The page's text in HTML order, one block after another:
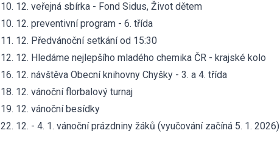
10. 12. veřejná sbírka - Fond Sidus, Život dětem
10. 12. preventivní program - 6. třída
11. 12. Předvánoční setkání od 15:30
12. 12. Hledáme nejlepšího mladého chemika ČR - krajské kolo
16. 12. návštěva Obecní knihovny Chyšky - 3. a 4. třída
18. 12. vánoční florbalový turnaj
19. 12. vánoční besídky
22. 12. - 4. 1. vánoční prázdniny žáků (vyučování začíná 5. 1. 2026)